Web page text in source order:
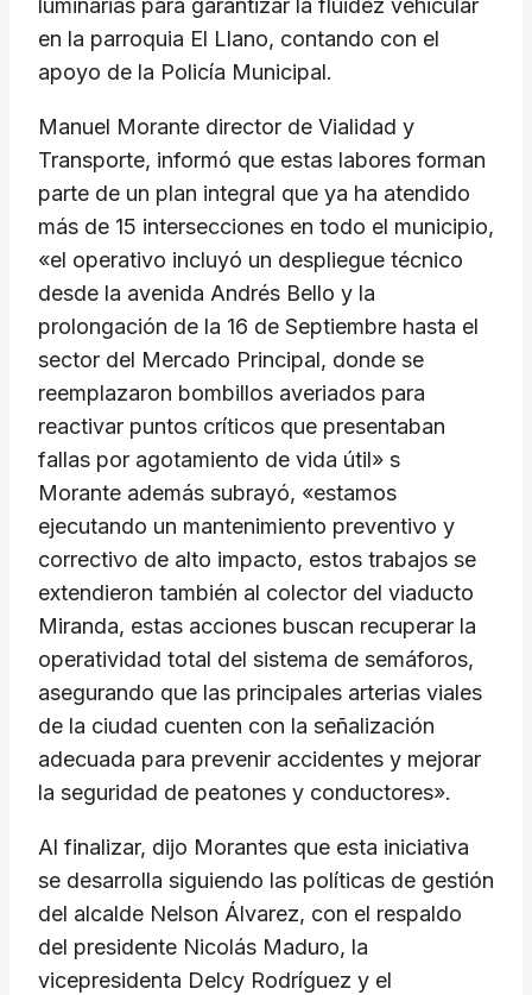
luminarias para garantizar la fluidez vehicular
en la parroquia El Llano, contando con el
apoyo de la Policía Municipal.
Manuel Morante director de Vialidad y
Transporte, informó que estas labores forman
parte de un plan integral que ya ha atendido
más de 15 intersecciones en todo el municipio,
«el operativo incluyó un despliegue técnico
desde la avenida Andrés Bello y la
prolongación de la 16 de Septiembre hasta el
sector del Mercado Principal, donde se
reemplazaron bombillos averiados para
reactivar puntos críticos que presentaban
fallas por agotamiento de vida útil» s
Morante además subrayó, «estamos
ejecutando un mantenimiento preventivo y
correctivo de alto impacto, estos trabajos se
extendieron también al colector del viaducto
Miranda, estas acciones buscan recuperar la
operatividad total del sistema de semáforos,
asegurando que las principales arterias viales
de la ciudad cuenten con la señalización
adecuada para prevenir accidentes y mejorar
la seguridad de peatones y conductores».
Al finalizar, dijo Morantes que esta iniciativa
se desarrolla siguiendo las políticas de gestión
del alcalde Nelson Álvarez, con el respaldo
del presidente Nicolás Maduro, la
vicepresidenta Delcy Rodríguez y el